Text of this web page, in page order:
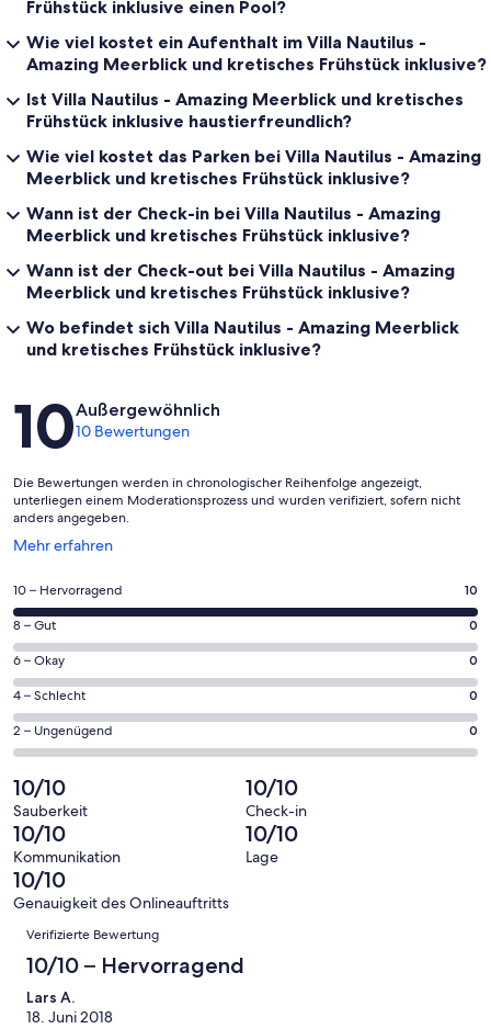
Frühstück inklusive einen Pool?
Wie viel kostet ein Aufenthalt im Villa Nautilus -
Amazing Meerblick und kretisches Frühstück inklusive?
Ist Villa Nautilus - Amazing Meerblick und kretisches
Frühstück inklusive haustierfreundlich?
Wie viel kostet das Parken bei Villa Nautilus - Amazing
Meerblick und kretisches Frühstück inklusive?
Wann ist der Check-in bei Villa Nautilus - Amazing
Meerblick und kretisches Frühstück inklusive?
Wann ist der Check-out bei Villa Nautilus - Amazing
Meerblick und kretisches Frühstück inklusive?
Wo befindet sich Villa Nautilus - Amazing Meerblick
und kretisches Frühstück inklusive?
Bewertungen
10Außergewöhnlich
10 Bewertungen
Die Bewertungen werden in chronologischer Reihenfolge angezeigt,
unterliegen einem Moderationsprozess und wurden verifiziert, sofern nicht
anders angegeben.
Mehr erfahren
Wird
einem
neuen
Fenster
geöffnet
10
von
insgesamt
10
Gästebewertungen
haben
eine
Bewertung
von
10
-
Hervorragend
10 – Hervorragend 10
0
von
insgesamt
10
Gästebewertungen
haben
Bewertung
von
8
-
Gut
8 – Gut 0
0
von
insgesamt
10
Gästebewertungen
haben
eine
Bewertung
von
6
-
Okay
6 – Okay 0
0
von
insgesamt
Gästebewertungen
haben
eine
Bewertung
von
4
Schlecht
4 – Schlecht 0
0
von
insgesamt
10
Gästebewertungen
haben
eine
Bewertung
Ungenügend
2 – Ungenügend 0
10/10
Sauberkeit
10/10
Check-in
10/10
Kommunikation
10/10
Lage
10/10
Genauigkeit des Onlineauftritts
Bewertungen
Verifizierte Bewertung
10/10 – Hervorragend
Lars A.
18. Juni 2018